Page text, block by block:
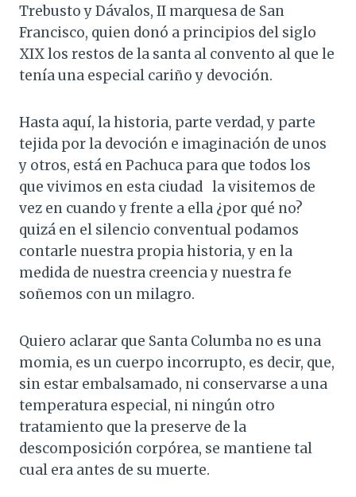
Trebusto y Dávalos, II marquesa de San
Francisco, quien donó a principios del siglo
XIX los restos de la santa al convento al que le
tenía una especial cariño y devoción.
Hasta aquí, la historia, parte verdad, y parte
tejida por la devoción e imaginación de unos
y otros, está en Pachuca para que todos los
que vivimos en esta ciudad la visitemos de
vez en cuando y frente a ella ¿por qué no?
quizá en el silencio conventual podamos
contarle nuestra propia historia, y en la
medida de nuestra creencia y nuestra fe
soñemos con un milagro.
Quiero aclarar que Santa Columba no es una
momia, es un cuerpo incorrupto, es decir, que,
sin estar embalsamado, ni conservarse a una
temperatura especial, ni ningún otro
tratamiento que la preserve de la
descomposición corpórea, se mantiene tal
cual era antes de su muerte.